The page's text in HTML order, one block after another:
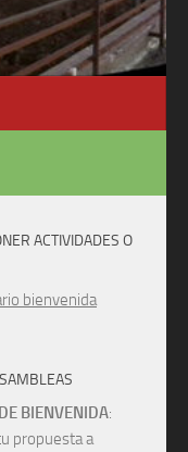
ACTIVIDADES O
bienvenida
BIENVENIDA:
propuesta a